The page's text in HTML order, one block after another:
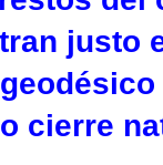
justo
cierre